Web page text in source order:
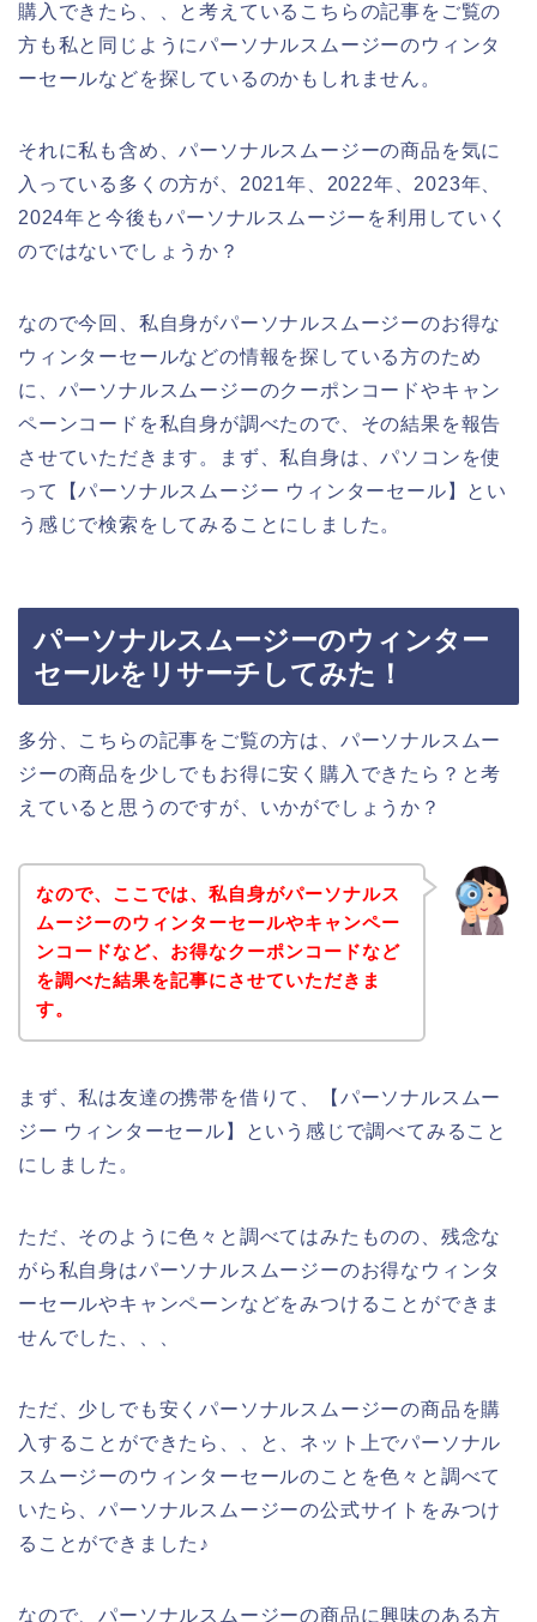
購入できたら、、と考えているこちらの記事をご覧の
方も私と同じようにパーソナルスムージーのウィンタ
ーセールなどを探しているのかもしれません。
それに私も含め、パーソナルスムージーの商品を気に
入っている多くの方が、2021年、2022年、2023年、
2024年と今後もパーソナルスムージーを利用していく
のではないでしょうか？
なので今回、私自身がパーソナルスムージーのお得な
ウィンターセールなどの情報を探している方のため
に、パーソナルスムージーのクーポンコードやキャン
ペーンコードを私自身が調べたので、その結果を報告
させていただきます。まず、私自身は、パソコンを使
って【パーソナルスムージー ウィンターセール】とい
う感じで検索をしてみることにしました。
パーソナルスムージーのウィンター
セールをリサーチしてみた！
多分、こちらの記事をご覧の方は、パーソナルスムー
ジーの商品を少しでもお得に安く購入できたら？と考
えていると思うのですが、いかがでしょうか？
なので、ここでは、私自身がパーソナルス
ムージーのウィンターセールやキャンペー
ンコードなど、お得なクーポンコードなど
を調べた結果を記事にさせていただきま
す。
まず、私は友達の携帯を借りて、【パーソナルスムー
ジー ウィンターセール】という感じで調べてみること
にしました。
ただ、そのように色々と調べてはみたものの、残念な
がら私自身はパーソナルスムージーのお得なウィンタ
ーセールやキャンペーンなどをみつけることができま
せんでした、、、
ただ、少しでも安くパーソナルスムージーの商品を購
入することができたら、、と、ネット上でパーソナル
スムージーのウィンターセールのことを色々と調べて
いたら、パーソナルスムージーの公式サイトをみつけ
ることができました♪
なので、パーソナルスムージーの商品に興味のある方